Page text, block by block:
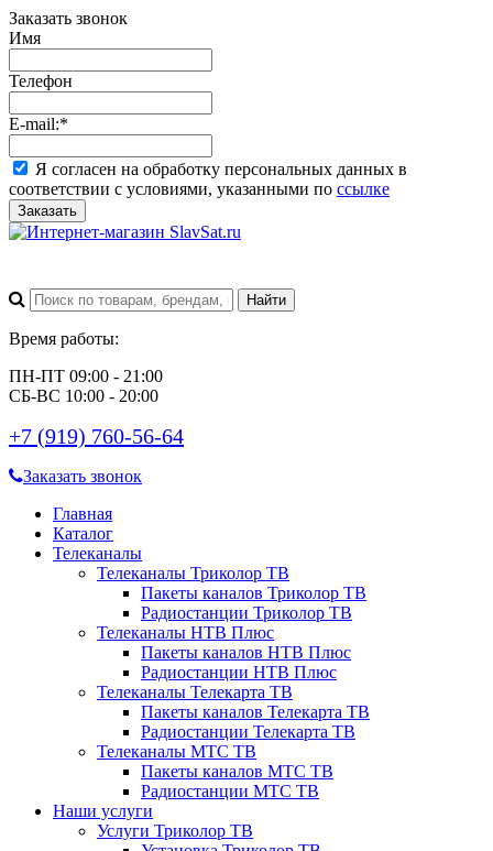
Заказать звонок
Имя
Телефон
E-mail:*
Я согласен на обработку персональных данных в
соответствии с условиями, указанными по ссылке
Заказать
Время работы:
ПН-ПТ 09:00 - 21:00
СБ-ВС 10:00 - 20:00
+7 (919) 760-56-64
Заказать звонок
Главная
Каталог
Телеканалы
Телеканалы Триколор ТВ
Пакеты каналов Триколор ТВ
Радиостанции Триколор ТВ
Телеканалы НТВ Плюс
Пакеты каналов НТВ Плюс
Радиостанции НТВ Плюс
Телеканалы Телекарта ТВ
Пакеты каналов Телекарта ТВ
Радиостанции Телекарта ТВ
Телеканалы МТС ТВ
Пакеты каналов МТС ТВ
Радиостанции МТС ТВ
Наши услуги
Услуги Триколор ТВ